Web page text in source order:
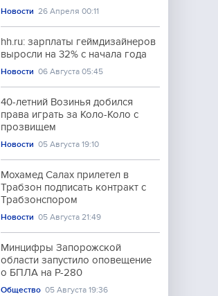
Новости 26 Апреля 00:11
hh.ru: зарплаты геймдизайнеров
выросли на 32% с начала года
Новости 06 Августа 05:45
40-летний Возинья добился
права играть за Коло-Коло с
прозвищем
Новости 05 Августа 19:10
Мохамед Салах прилетел в
Трабзон подписать контракт с
Трабзонспором
Новости 05 Августа 21:49
Минцифры Запорожской
области запустило оповещение
о БПЛА на Р-280
Общество 05 Августа 19:36